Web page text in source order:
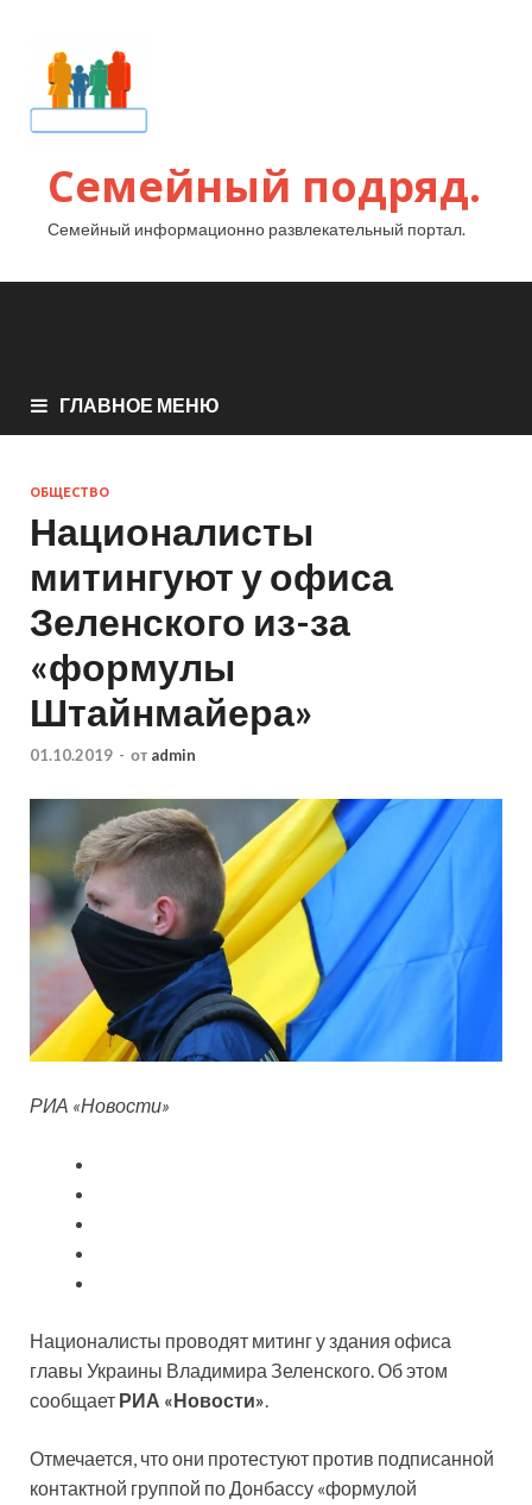
Семейный подряд.
Семейный информационно развлекательный портал.
ГЛАВНОЕ МЕНЮ
ОБЩЕСТВО
Националисты
митингуют у офиса
Зеленского из-за
«формулы
Штайнмайера»
01.10.2019 - от admin
РИА «Новости»
Националисты проводят митинг у здания офиса
главы Украины Владимира Зеленского. Об этом
сообщает РИА «Новости».
Отмечается, что они протестуют против подписанной
контактной группой по Донбассу «формулой